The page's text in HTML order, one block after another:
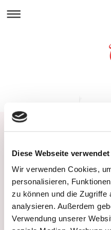
Diese Webseite
Wir verwenden Cookies,
personalisieren,
zu können und die Zugriffe
analysieren. Außerdem
Verwendung unserer
Die
speziell für Mädchen,
um Gesundheit, Körper
einer vertrauensvollen
wie Pubertät,
oder körperliche
werden. Wir stehen
sorgen dafür, dass alle